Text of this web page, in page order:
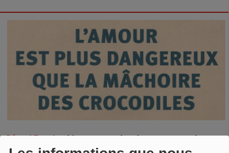
Gérard Prunier,L'amour est plus dangereux que la
mâchoire des crocodiles, Gallimard